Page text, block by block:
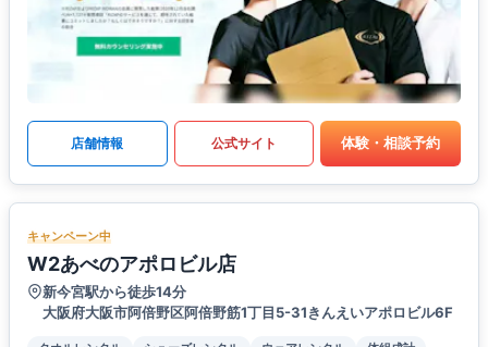
店舗情報 公式サイト 体験・相談予約
キャンペーン中
W2あべのアポロビル店
新今宮駅から徒歩14分
大阪府大阪市阿倍野区阿倍野筋1丁目5-31きんえいアポロビル6F